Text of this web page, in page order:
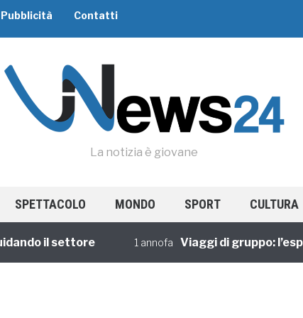
Pubblicità Contatti
La notizia è giovane
SPETTACOLO MONDO SPORT CULTURA
il settore 1 annofa Viaggi di gruppo: